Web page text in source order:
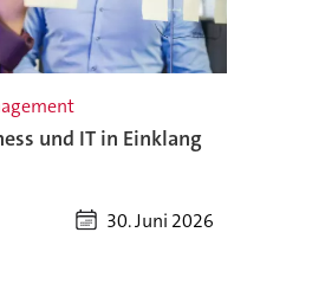
und IT in Einklang
30. Juni 2026